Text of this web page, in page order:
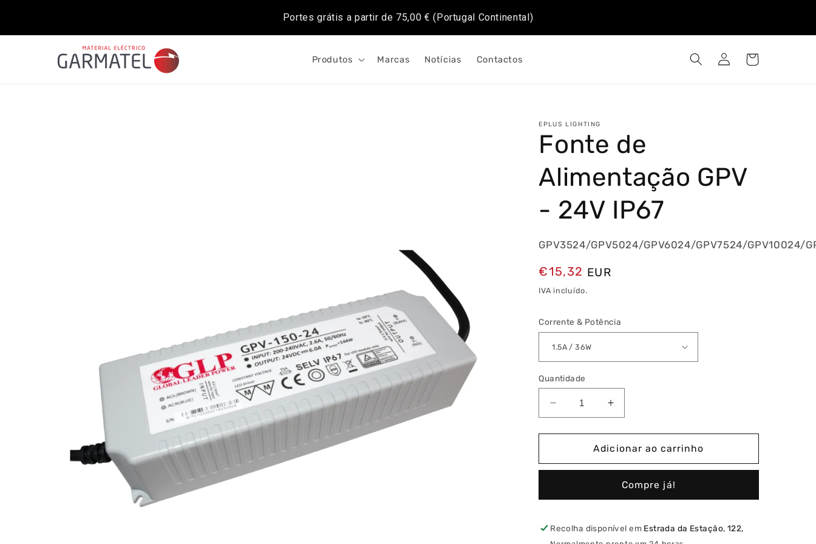
Portes grátis a partir de 75,00 € (Portugal Continental)
Produtos Marcas Notícias Contactos
Iniciar
sessão
Carrinho
EPLUS LIGHTING
Fonte de
Alimentação GPV
- 24V IP67
GPV3524/GPV5024/GPV6024/GPV7524/GPV10024/
Preço
normal
€15,32 EUR
IVA incluído.
Corrente & Potência
Quantidade
Diminuir
a
quantidade
Fonte
GPV
24V
Aumentar
a
quantidade
de
Fonte
Alimentação
GPV
24V
Adicionar ao carrinho
Compre já!
Recolha disponível em Estrada da Estação, 122,